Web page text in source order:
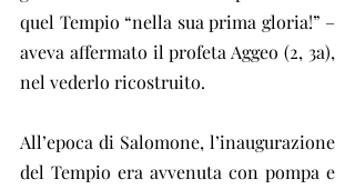
quel Tempio “nella sua prima gloria!” –
aveva affermato il profeta Aggeo (2, 3a),
nel vederlo ricostruito.
All’epoca di Salomone, l’inaugurazione
del Tempio era avvenuta con pompa e